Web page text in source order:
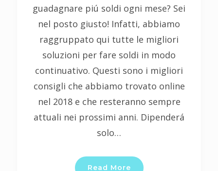
guadagnare piú soldi ogni mese? Sei
nel posto giusto! Infatti, abbiamo
raggruppato qui tutte le migliori
soluzioni per fare soldi in modo
continuativo. Questi sono i migliori
consigli che abbiamo trovato online
nel 2018 e che resteranno sempre
attuali nei prossimi anni. Dipenderá
solo…
Read More